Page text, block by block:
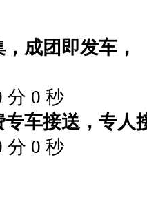
成团即发车，
分 0 秒
车接送，专人
分 0 秒